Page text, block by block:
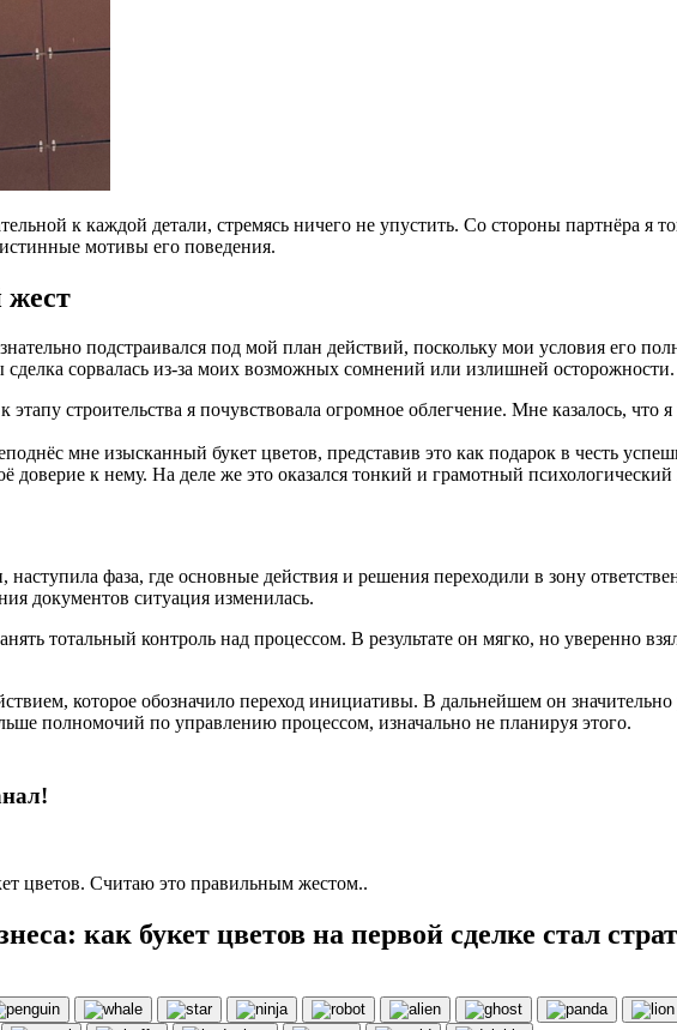
к каждой детали, стремясь ничего не упустить. Со стороны партнёра я
мотивы его поведения.
жест
подстраивался под мой план действий, поскольку мои условия его
сорвалась из-за моих возможных сомнений или излишней осторожности.
строительства я почувствовала огромное облегчение. Мне казалось,
мне изысканный букет цветов, представив это как подарок в честь
доверие к нему. На деле же это оказался тонкий и грамотный
фаза, где основные действия и решения переходили в зону
документов ситуация изменилась.
тотальный контроль над процессом. В результате он мягко, но уверенно
которое обозначило переход инициативы. В дальнейшем он
полномочий по управлению процессом, изначально не планируя этого.
цветов. Считаю это правильным жестом..
как букет цветов на первой сделке стал